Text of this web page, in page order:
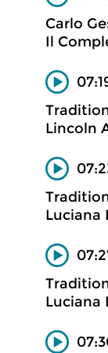
Carlo
Il
Lincoln
Luciana
Luciana